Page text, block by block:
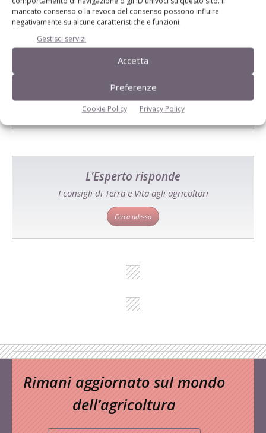
mancato consenso o la revoca del consenso possono influire
negativamente su alcune caratteristiche e funzioni.
Gestisci servizi
Accetta
Preferenze
Cookie Policy Privacy Policy
Catalogo Aziende e Prodotti
Un modo semplice per cercare un'azienda o un
prodotto!
Cerca adesso
L'Esperto risponde
I consigli di Terra e Vita agli agricoltori
Cerca adesso
Rimani aggiornato sul mondo
dell’agricoltura